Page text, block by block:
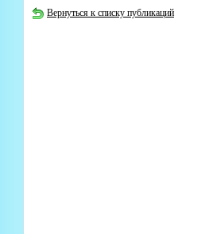
Вернуться к списку публикаций